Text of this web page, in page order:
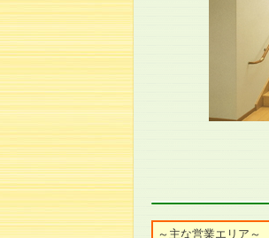
～主な営業エリア～